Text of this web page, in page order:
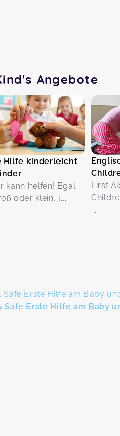
Angebote
Hilfe kinderleicht
kann helfen! Egal
oder klein, j...
First
...
Safe Erste Hilfe am Baby
Safe Erste Hilfe am Baby